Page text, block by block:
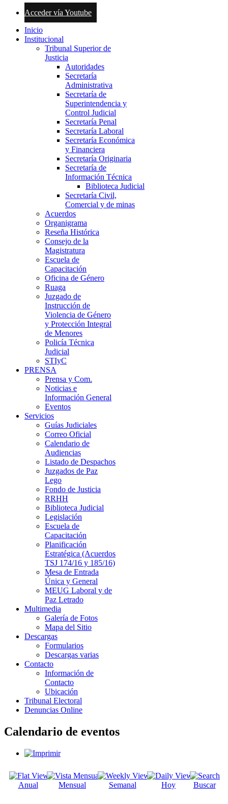
Acceder vía Youtube
Inicio
Institucional
Tribunal Superior de
Justicia
Autoridades
Secretaría
Administrativa
Secretaría de
Superintendencia y
Control Judicial
Secretaría Penal
Secretaría Laboral
Secretaría Económica
y Financiera
Secretaría Originaria
Secretaría de
Información Técnica
Biblioteca Judicial
Secretaría Civil,
Comercial y de minas
Acuerdos
Organigrama
Reseña Histórica
Consejo de la
Magistratura
Escuela de
Capacitación
Oficina de Género
Ruaga
Juzgado de
Instrucción de
Violencia de Género
y Protección Integral
de Menores
Policía Técnica
Judicial
STIyC
PRENSA
Prensa y Com.
Noticias e
Información General
Eventos
Servicios
Guías Judiciales
Correo Oficial
Calendario de
Audiencias
Listado de Despachos
Juzgados de Paz
Lego
Fondo de Justicia
RRHH
Biblioteca Judicial
Legislación
Escuela de
Capacitación
Planificación
Estratégica (Acuerdos
TSJ 174/16 y 185/16)
Mesa de Entrada
Única y General
MEUG Laboral y de
Paz Letrado
Multimedia
Galería de Fotos
Mapa del Sitio
Descargas
Formularios
Descargas varias
Contacto
Información de
Contacto
Ubicación
Tribunal Electoral
Denuncias Online
Calendario de eventos
Anual Mensual Semanal Hoy Buscar